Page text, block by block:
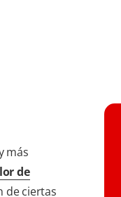
más
de
de ciertas